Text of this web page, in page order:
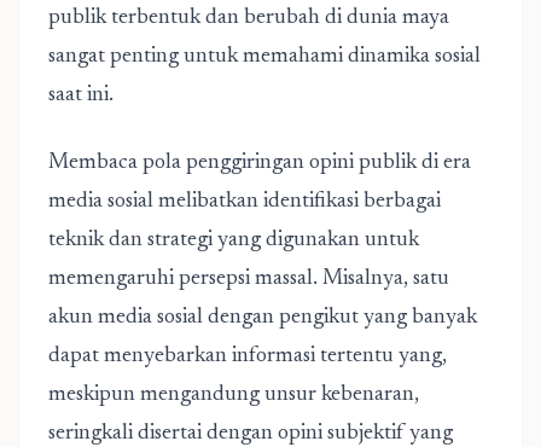
publik terbentuk dan berubah di dunia maya
sangat penting untuk memahami dinamika sosial
saat ini.
Membaca pola penggiringan opini publik di era
media sosial melibatkan identifikasi berbagai
teknik dan strategi yang digunakan untuk
memengaruhi persepsi massal. Misalnya, satu
akun media sosial dengan pengikut yang banyak
dapat menyebarkan informasi tertentu yang,
meskipun mengandung unsur kebenaran,
seringkali disertai dengan opini subjektif yang